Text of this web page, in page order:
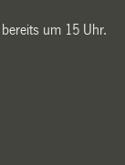
um 15 Uhr.